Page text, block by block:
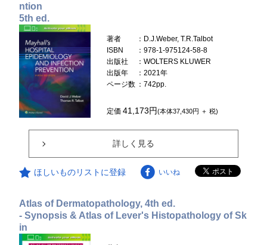
ntion
5th ed.
著者
：D.J.Weber, T.R.Talbot
ISBN
：978-1-975124-58-8
出版社
：WOLTERS KLUWER
出版年
：2021年
ページ数 ：742pp.
定価41,173円(本体37,430円 ＋ 税)
詳しく見る
ほしいものリストに登録 いいね
Atlas of Dermatopathology, 4th ed.
- Synopsis & Atlas of Lever's Histopathology of Sk
in